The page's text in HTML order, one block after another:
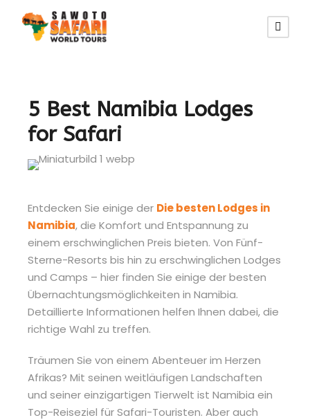
5 Best Namibia Lodges
for Safari
Entdecken Sie einige der Die besten Lodges in
Namibia, die Komfort und Entspannung zu
einem erschwinglichen Preis bieten. Von Fünf-
Sterne-Resorts bis hin zu erschwinglichen Lodges
und Camps – hier finden Sie einige der besten
Übernachtungsmöglichkeiten in Namibia.
Detaillierte Informationen helfen Ihnen dabei, die
richtige Wahl zu treffen.
Träumen Sie von einem Abenteuer im Herzen
Afrikas? Mit seinen weitläufigen Landschaften
und seiner einzigartigen Tierwelt ist Namibia ein
Top-Reiseziel für Safari-Touristen. Aber auch